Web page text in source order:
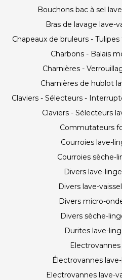
Bouchons bac à sel
Bras de lavage lave-
Chapeaux de bruleurs -
Charbons - Balais
Charnières -
Charnières de hublot
Claviers - Sélecteurs -
Claviers - Sélecteurs
Commutateurs
Courroies lave-
Courroies sèche-
Divers lave-
Divers lave-
Divers micro-
Divers sèche-
Durites lave-
Electrovannes
Électrovannes
Electrovannes lave-